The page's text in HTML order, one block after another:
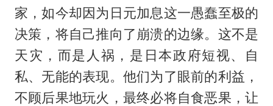
家，如今却因为日元加息这一愚蠢至极的
决策，将自己推向了崩溃的边缘。这不是
天灾，而是人祸，是日本政府短视、自
私、无能的表现。他们为了眼前的利益，
不顾后果地玩火，最终必将自食恶果，让